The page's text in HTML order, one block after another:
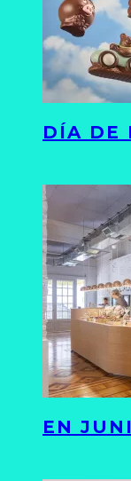
DÍA DE
EN